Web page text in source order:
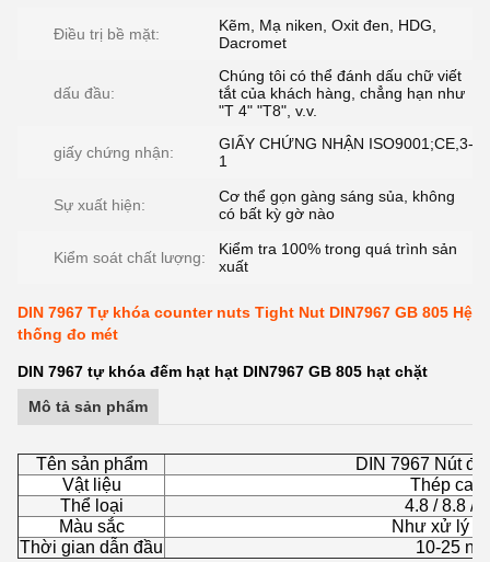
Điều trị bề mặt:
Kẽm, Mạ niken, Oxit đen, HDG,
Dacromet
dấu đầu:
Chúng tôi có thể đánh dấu chữ viết
tắt của khách hàng, chẳng hạn như
"T 4" "T8", v.v.
giấy chứng nhận:
GIẤY CHỨNG NHẬN ISO9001;CE,3-
1
Sự xuất hiện:
Cơ thể gọn gàng sáng sủa, không
có bất kỳ gờ nào
Kiểm soát chất lượng:
Kiểm tra 100% trong quá trình sản
xuất
DIN 7967 Tự khóa counter nuts Tight Nut DIN7967 GB 805 Hệ
thống đo mét
DIN 7967 tự khóa đếm hạt hạt DIN7967 GB 805 hạt chặt
Mô tả sản phẩm
Tên sản phẩm
DIN 7967 Nút
Vật liệu
Thép
Thể loại
4.8 / 8.8 /
Màu sắc
Như xử lý
Thời gian dẫn đầu
10-25